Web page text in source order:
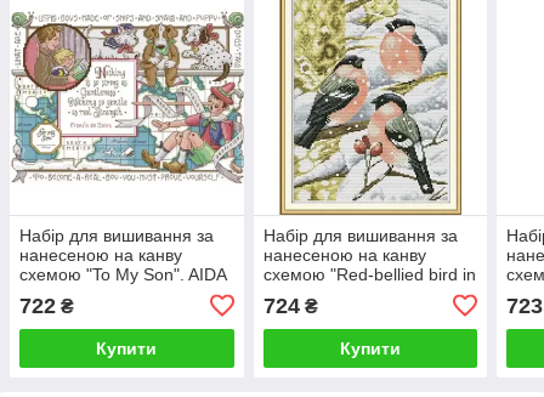
Набір для вишивання за
нанесеною на канву
схемою "To My Son". AIDA
722 ₴
Купити
Набір для вишивання за
нанесеною на канву
схемою "Red-bellied bird in
printed, 28*35 см
724₴
Купити
см
723